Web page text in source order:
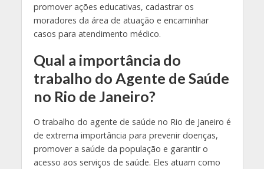
promover ações educativas, cadastrar os
moradores da área de atuação e encaminhar
casos para atendimento médico.
Qual a importância do
trabalho do Agente de Saúde
no Rio de Janeiro?
O trabalho do agente de saúde no Rio de Janeiro é
de extrema importância para prevenir doenças,
promover a saúde da população e garantir o
acesso aos serviços de saúde. Eles atuam como